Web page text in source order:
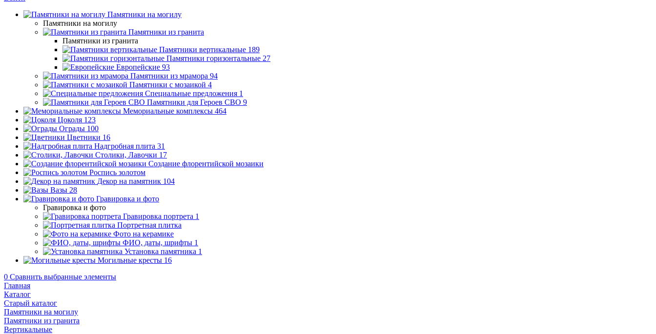
Памятники на могилу
Памятники на могилу
Памятники из гранита
Памятники из гранита
Памятники вертикальные 189
Памятники горизонтальные 27
Европейские 93
Памятники из мрамора 94
Памятники с мозаикой 4
Специальные предложения 1
Памятники для Героев СВО 9
Мемориальные комплексы 464
Цоколя 123
Ограды 100
Цветники 16
Надгробная плита 31
Столики, Лавочки 17
Создание флорентийской мозаики
Роспись золотом
Декор на памятник 104
Вазы 28
Гравировка и фото
Гравировка и фото
Гравировка портрета 1
Портретная плитка
Фото на керамике
ФИО, даты, шрифты 1
Установка памятника 1
Могильные кресты 16
0 Сравнить выбранные элементы
Главная
Каталог
Старый каталог
Памятники на могилу
Памятники из гранита
Вертикальные